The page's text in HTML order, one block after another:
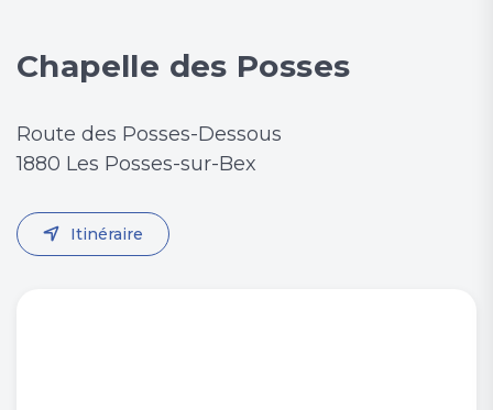
Chapelle des Posses
Route des Posses-Dessous
1880 Les Posses-sur-Bex
Itinéraire